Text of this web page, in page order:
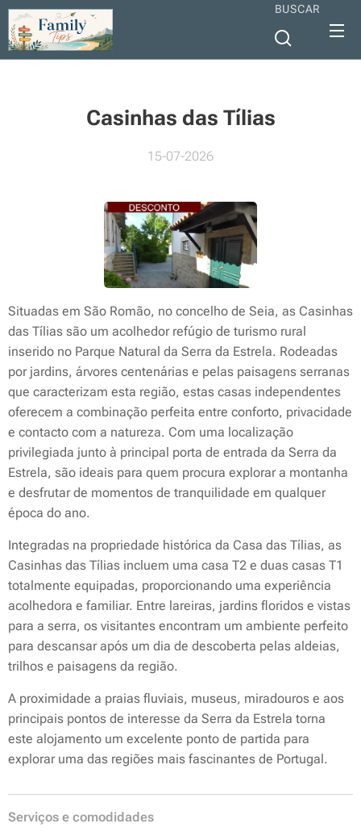
BUSCAR
Casinhas das Tílias
15-07-2026
Situadas em São Romão, no concelho de Seia, as Casinhas
das Tílias são um acolhedor refúgio de turismo rural
inserido no Parque Natural da Serra da Estrela. Rodeadas
por jardins, árvores centenárias e pelas paisagens serranas
que caracterizam esta região, estas casas independentes
oferecem a combinação perfeita entre conforto, privacidade
e contacto com a natureza. Com uma localização
privilegiada junto à principal porta de entrada da Serra da
Estrela, são ideais para quem procura explorar a montanha
e desfrutar de momentos de tranquilidade em qualquer
época do ano.
Integradas na propriedade histórica da Casa das Tílias, as
Casinhas das Tílias incluem uma casa T2 e duas casas T1
totalmente equipadas, proporcionando uma experiência
acolhedora e familiar. Entre lareiras, jardins floridos e vistas
para a serra, os visitantes encontram um ambiente perfeito
para descansar após um dia de descoberta pelas aldeias,
trilhos e paisagens da região.
A proximidade a praias fluviais, museus, miradouros e aos
principais pontos de interesse da Serra da Estrela torna
este alojamento um excelente ponto de partida para
explorar uma das regiões mais fascinantes de Portugal.
Serviços e comodidades